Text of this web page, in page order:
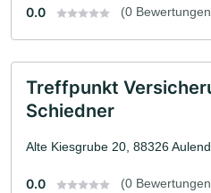
0.0 (0
Treffpunkt
Schiedner
Alte Kiesgrube 20, 88326
0.0 (0